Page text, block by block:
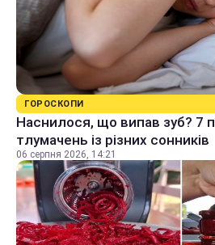
ГОРОСКОПИ
Наснилося, що випав зуб? 7
тлумачень із різних сонників
06 серпня 2026, 14:21